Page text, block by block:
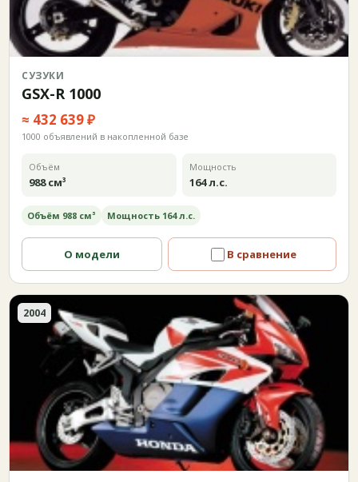
СУЗУКИ
GSX-R 1000
≈ 432 639 ₽
1000 объявлений в накопленной базе
Объём
988 см³
Мощность
164 л.с.
Объём 988 см³ Мощность 164 л.с.
О модели В сравнение
2004